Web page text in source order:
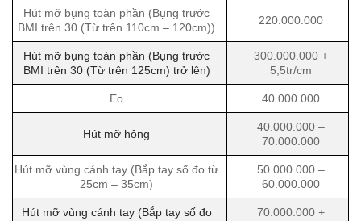
Hút mỡ bụng toàn phần (Bụng trước
BMI trên 30 (Từ trên 110cm – 120cm))
220.000.000
Hút mỡ bụng toàn phần (Bụng trước
BMI trên 30 (Từ trên 125cm) trở lên)
300.000.000 +
5,5tr/cm
Eo 40.000.000
Hút mỡ hông
40.000.000 –
70.000.000
Hút mỡ vùng cánh tay (Bắp tay số đo từ
25cm – 35cm)
50.000.000 –
60.000.000
Hút mỡ vùng cánh tay (Bắp tay số đo
70.000.000 +